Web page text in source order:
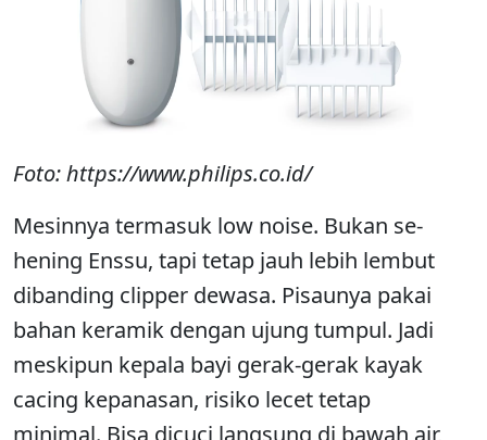
Foto: https://www.philips.co.id/
Mesinnya termasuk low noise. Bukan se-
hening Enssu, tapi tetap jauh lebih lembut
dibanding clipper dewasa. Pisaunya pakai
bahan keramik dengan ujung tumpul. Jadi
meskipun kepala bayi gerak-gerak kayak
cacing kepanasan, risiko lecet tetap
minimal. Bisa dicuci langsung di bawah air,